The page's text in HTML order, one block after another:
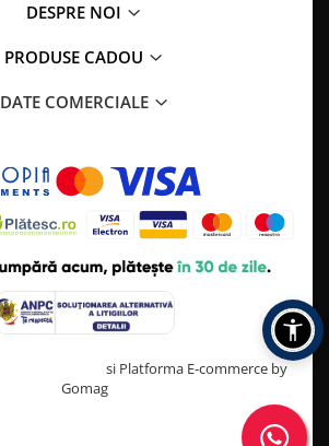
DESPRE NOI
PRODUSE CADOU
DATE COMERCIALE
si Platforma E-commerce by
Gomag